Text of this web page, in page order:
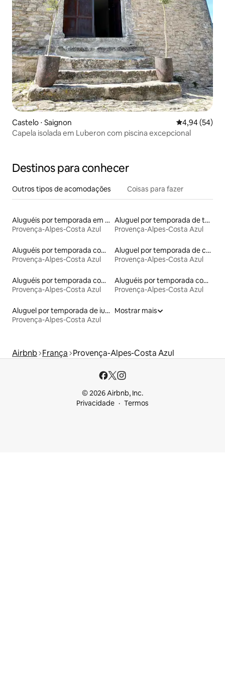
Castelo ⋅ Saignon 4,94 de uma
4,94 (54)
Capela isolada em Luberon com piscina excepcional
Destinos para conhecer
Outros tipos de acomodações Coisas para fazer
Aluguéis por temporada em hotéis-fazenda
Provença-Alpes-Costa Azul
Aluguel por temporada de torres
Provença-Alpes-Costa Azul
Aluguéis por temporada com banheira de hidromassagem
Provença-Alpes-Costa Azul
Aluguel por temporada de casas na terra
Provença-Alpes-Costa Azul
Aluguéis por temporada com banheira
Provença-Alpes-Costa Azul
Aluguéis por temporada com caiaque
Provença-Alpes-Costa Azul
Aluguel por temporada de iurtas
Provença-Alpes-Costa Azul
Mostrar mais
Airbnb França Provença-Alpes-Costa Azul
© 2026 Airbnb, Inc.
Privacidade
Termos